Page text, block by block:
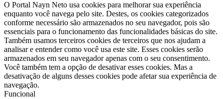
O Portal Nayn Neto usa cookies para melhorar sua experiência
enquanto você navega pelo site. Destes, os cookies categorizados
conforme necessário são armazenados no seu navegador, pois são
essenciais para o funcionamento das funcionalidades básicas do site.
Também usamos terceiros cookies de terceiros que nos ajudam a
analisar e entender como você usa este site. Esses cookies serão
armazenados em seu navegador apenas com o seu consentimento.
Você também tem a opção de desativar esses cookies. Mas a
desativação de alguns desses cookies pode afetar sua experiência de
navegação.
Funcional